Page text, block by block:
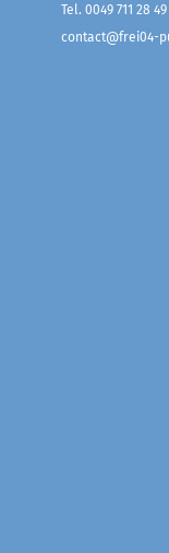
Tel. 0049 711 28 49
contact@frei04-